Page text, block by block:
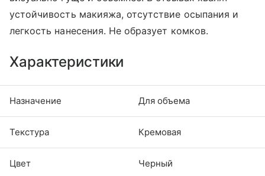
устойчивость макияжа, отсутствие осыпания и
легкость нанесения. Не образует комков.
Характеристики
Назначение Для объема
Текстура Кремовая
Цвет Черный